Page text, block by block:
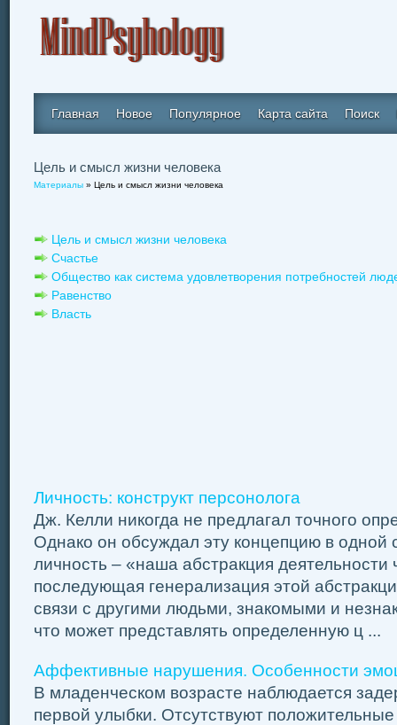
Главная Новое Популярное Карта сайта Поиск
Цель и смысл жизни человека
Материалы » Цель и смысл жизни человека
Цель и смысл жизни человека
Счастье
Общество как система удовлетворения потребностей
Равенство
Власть
Личность: конструкт персонолога
Дж. Келли никогда не предлагал точного
Однако он обсуждал эту концепцию в одной
личность – «наша абстракция деятельности
последующая генерализация этой
связи с другими людьми, знакомыми и
что может представлять определенную ц ...
Аффективные нарушения. Особенности
В младенческом возрасте наблюдается
первой улыбки. Отсутствуют